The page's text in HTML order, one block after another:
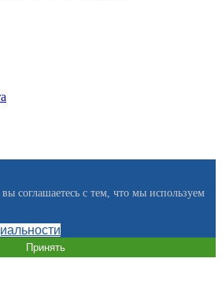
соглашаетесь с тем, что мы используем
Принять